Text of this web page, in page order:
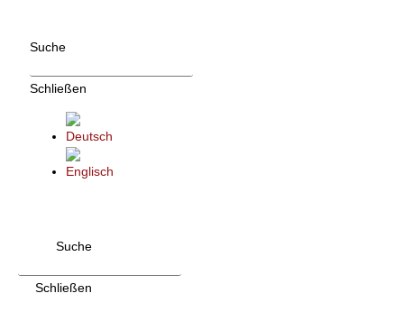
Suche
Schließen
Suche
Schließen